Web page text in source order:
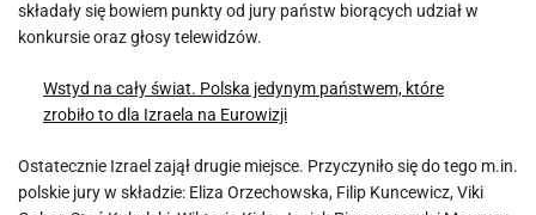
składały się bowiem punkty od jury państw biorących udział w
konkursie oraz głosy telewidzów.
Wstyd na cały świat. Polska jedynym państwem, które
zrobiło to dla Izraela na Eurowizji
Ostatecznie Izrael zajął drugie miejsce. Przyczyniło się do tego m.in.
polskie jury w składzie: Eliza Orzechowska, Filip Kuncewicz, Viki